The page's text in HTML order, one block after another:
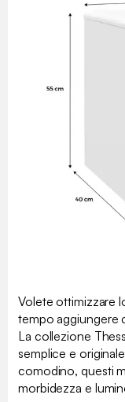
Volete ottimizzare
tempo aggiungere
La collezione
semplice e
comodino, questi
morbidezza e